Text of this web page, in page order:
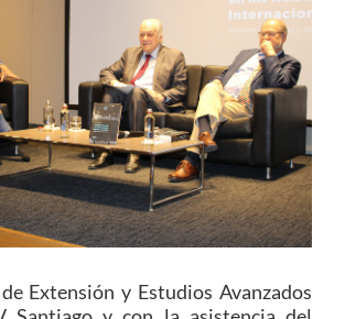
Extensión y Estudios Avanzados